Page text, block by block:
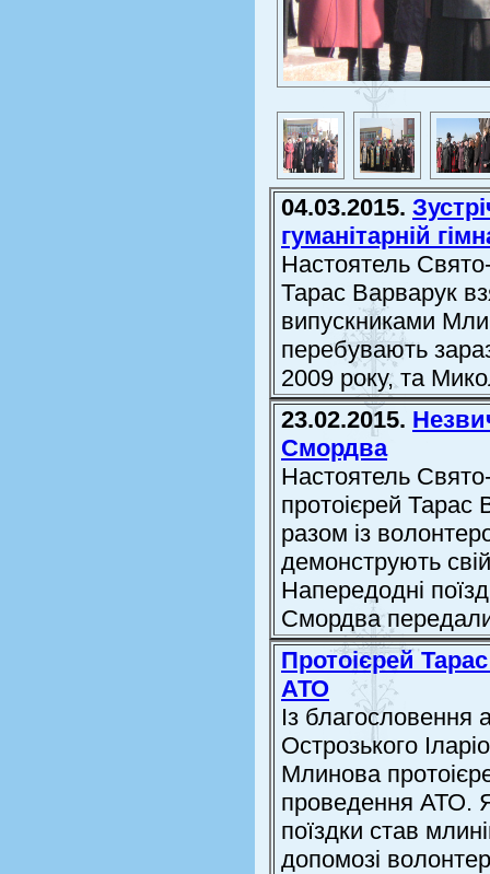
04.03.2015.
гуманітарній
Настоятель
Тарас Варварук
випускниками
перебувають
2009 року, та
23.02.2015.
Смордва
Настоятель
протоієрей Тарас
разом із
демонструють
Напередодні
Смордва
Протоієрей
АТО
Із благословення
Острозького
Млинова
проведення АТО.
поїздки став
допомозі